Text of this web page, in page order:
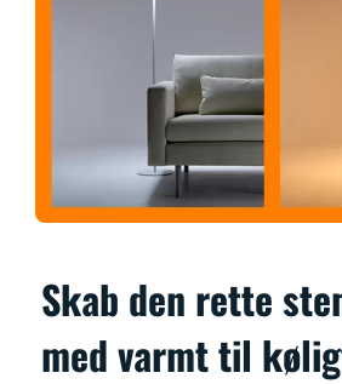
Skab den rette
med varmt til